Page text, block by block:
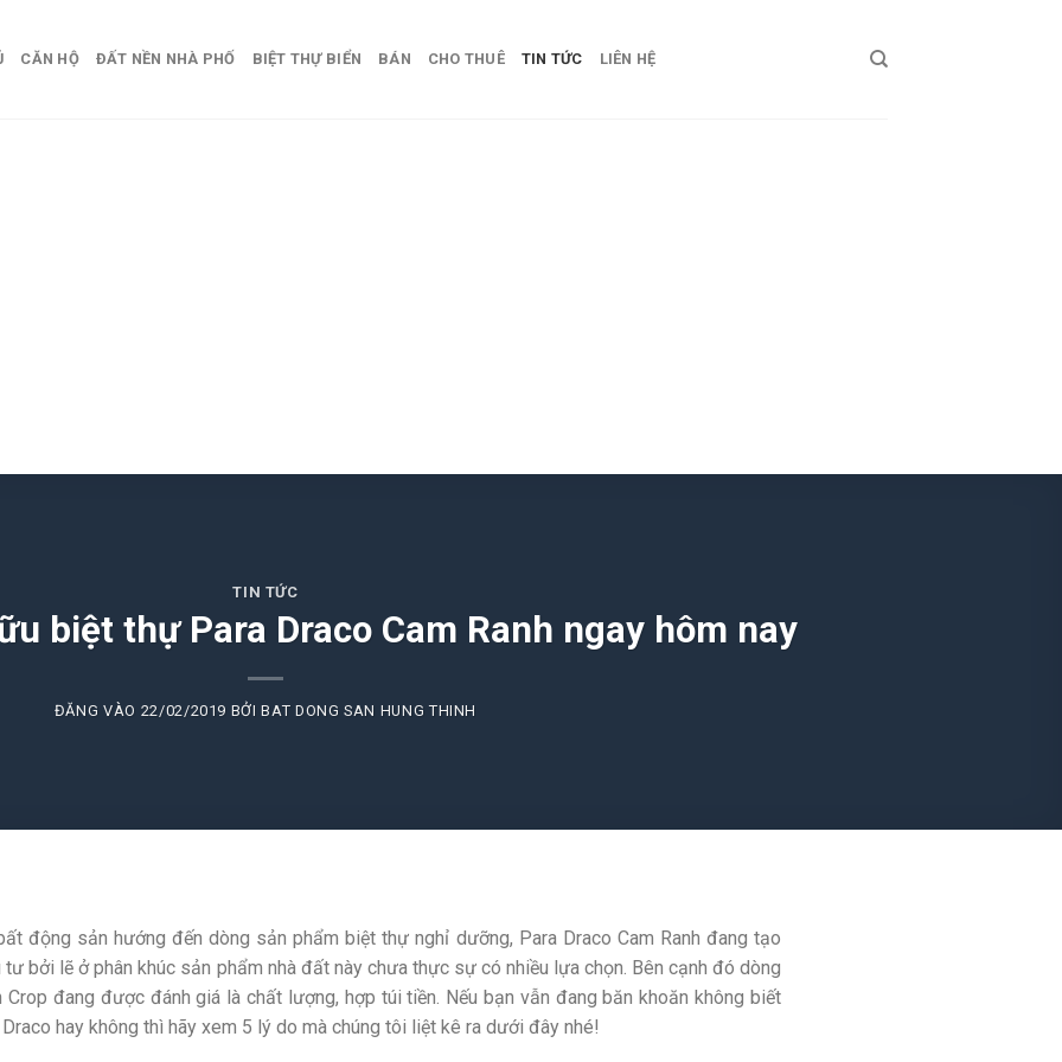
CĂN HỘ ĐẤT NỀN NHÀ PHỐ BIỆT THỰ BIỂN BÁN CHO THUÊ TIN TỨC LIÊN HỆ
TIN TỨC
biệt thự Para Draco Cam Ranh ngay hôm nay
ĐĂNG VÀO 22/02/2019 BỞIBAT DONG SAN HUNG THINH
động sản hướng đến dòng sản phẩm biệt thự nghỉ dưỡng, Para Draco Cam Ranh đang tạo
bởi lẽ ở phân khúc sản phẩm nhà đất này chưa thực sự có nhiều lựa chọn. Bên cạnh đó dòng
Crop đang được đánh giá là chất lượng, hợp túi tiền. Nếu bạn vẫn đang băn khoăn không biết
hay không thì hãy xem 5 lý do mà chúng tôi liệt kê ra dưới đây nhé!